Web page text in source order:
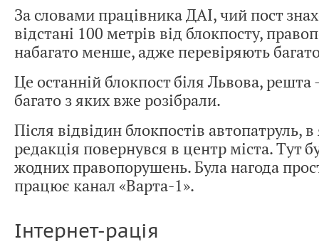
За словами працівника ДАІ, чий пост
відстані 100 метрів від блокпосту,
набагато менше, адже перевіряють
Це останній блокпост біля Львова, решта
багато з яких вже розібрали.
Після відвідин блокпостів автопатруль,
редакція повернувся в центр міста. Тут
жодних правопорушень. Була нагода
працює канал «Варта-1».
Інтернет-рація